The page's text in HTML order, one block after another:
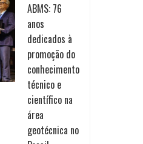
ABMS: 76
anos
dedicados à
promoção do
conhecimento
técnico e
científico na
área
geotécnica no